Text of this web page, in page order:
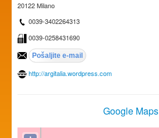
20122 Milano
0039-3402264313
0039-0258431690
http://argitalia.wordpress.com
Google Maps